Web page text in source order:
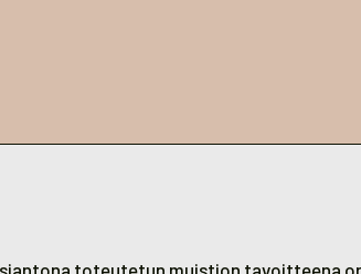
toteutetun muistion tavoitteena